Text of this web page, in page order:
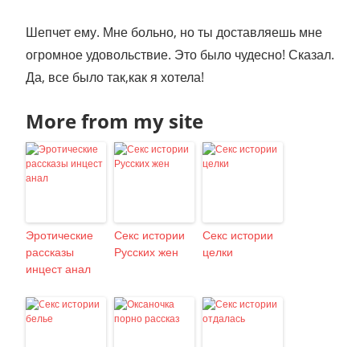
Шепчет ему. Мне больно, но ты доставляешь мне
огромное удовольствие. Это было чудесно! Сказал.
Да, все было так,как я хотела!
More from my site
Эротические
рассказы
инцест анал
Секс истории
Русских жен
Секс истории
целки